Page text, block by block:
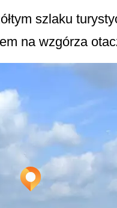
szlaku
na wzgórza